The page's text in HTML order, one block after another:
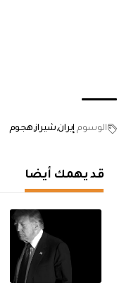
الوسوم إيران شيراز هجوم
قد يهمك أيضا